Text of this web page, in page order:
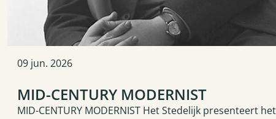
09 jun. 2026
MID-CENTURY MODERNIST